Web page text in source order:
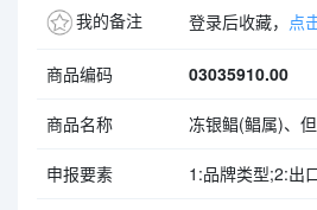
我的备注 登录后收藏， 点
商品编码 03035910.00
商品名称 冻银鲳(鲳属)、
申报要素 1:品牌类型;2:出